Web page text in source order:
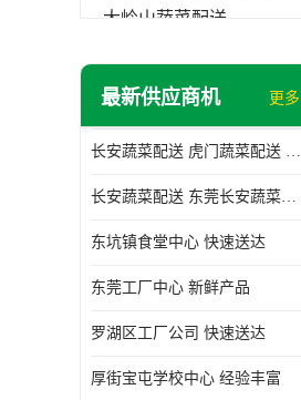
大岭山蔬菜配送
长安蔬菜配送
最新供应商机 更多
长安蔬菜配送 虎门蔬菜配送 厚街蔬菜配送 大朗蔬菜配送
长安蔬菜配送 东莞长安蔬菜配送哪家好
东坑镇食堂中心 快速送达
东莞工厂中心 新鲜产品
罗湖区工厂公司 快速送达
厚街宝屯学校中心 经验丰富